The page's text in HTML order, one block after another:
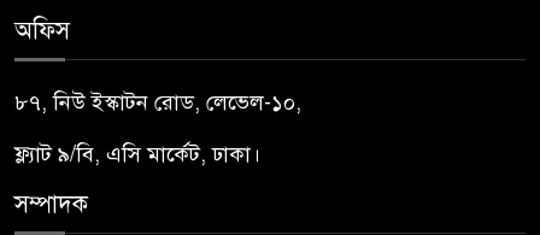
অফিস
৮৭, নিউ ইস্কাটন রোড, লেভেল-১০,
ফ্ল্যাট ৯/বি, এসি মার্কেট, ঢাকা।
সম্পাদক